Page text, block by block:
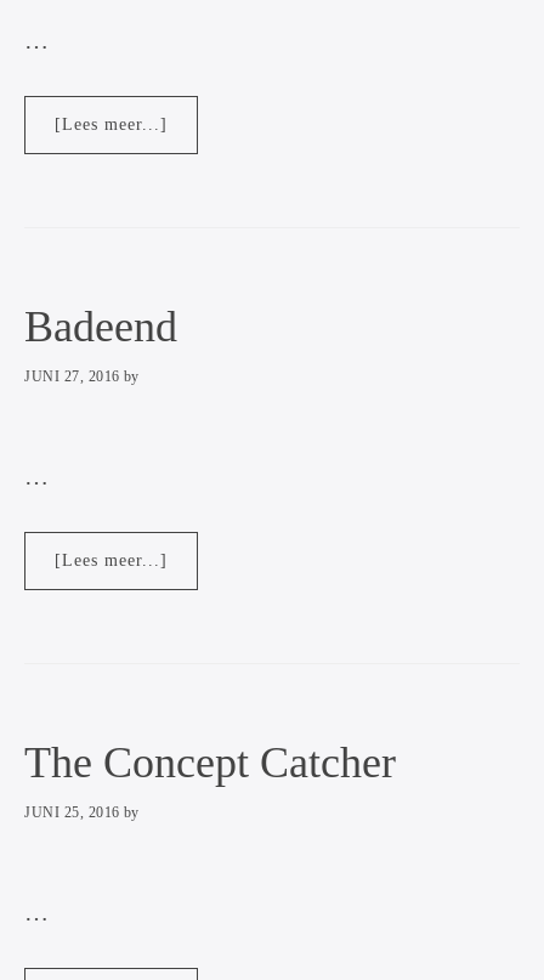
…
[Lees meer...]
Badeend
JUNI 27, 2016 by
…
[Lees meer...]
The Concept Catcher
JUNI 25, 2016 by
…